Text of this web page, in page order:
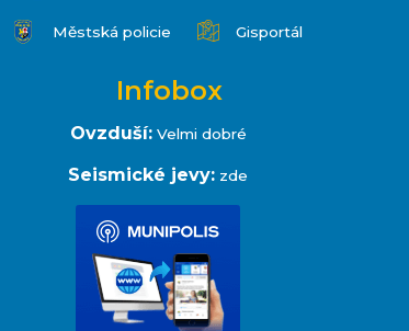
Městská policie Gisportál
Infobox
Ovzduší: Velmi dobré
Seismické jevy: zde